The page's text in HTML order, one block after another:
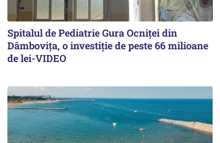
Spitalul de Pediatrie Gura Ocniței din
Dâmbovița, o investiție de peste 66 milioane
de lei-VIDEO